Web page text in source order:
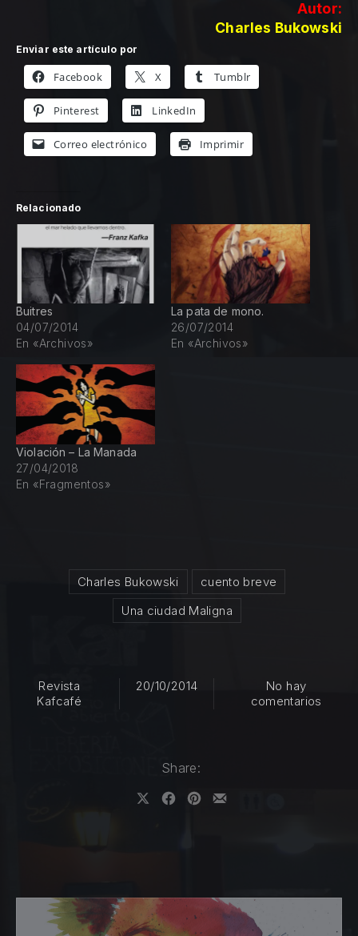
Autor:
Charles Bukowski
Enviar este artículo por
Facebook X Tumblr
Pinterest LinkedIn
Correo electrónico Imprimir
Relacionado
Buitres
04/07/2014
En «Archivos»
La pata de mono.
26/07/2014
En «Archivos»
Violación – La Manada
27/04/2018
En «Fragmentos»
Charles Bukowski
cuento breve
Una ciudad Maligna
Revista
Kafcafé
20/10/2014
No hay
comentarios
Share: